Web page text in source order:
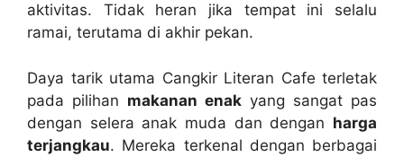
aktivitas. Tidak heran jika tempat ini selalu
ramai, terutama di akhir pekan.
Daya tarik utama Cangkir Literan Cafe terletak
pada pilihan makanan enak yang sangat pas
dengan selera anak muda dan dengan harga
terjangkau. Mereka terkenal dengan berbagai